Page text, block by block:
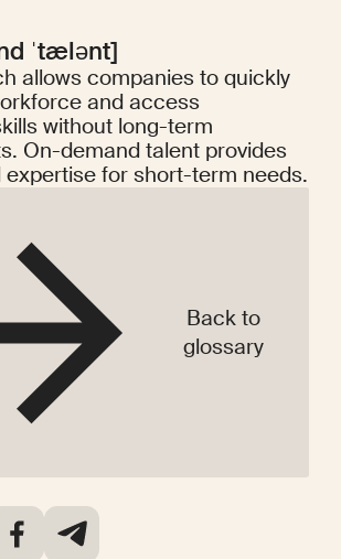
ˈtælənt]
allows companies to quickly
and access
without long-term
On-demand talent provides
expertise for short-term needs.
Back to
glossary